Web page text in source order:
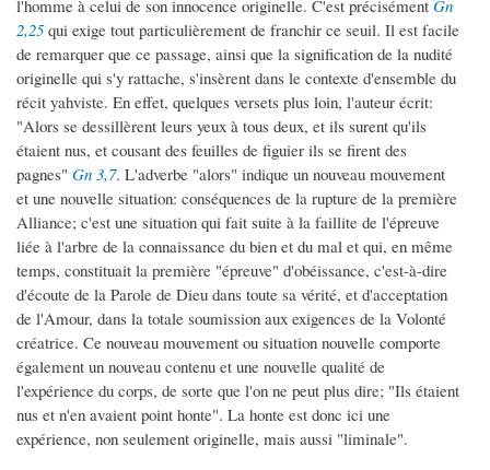
l'homme à celui de son innocence originelle. C'est précisément Gn
2,25qui exige tout particulièrement de franchir ce seuil. Il est facile
de remarquer que ce passage, ainsi que la signification de la nudité
originelle qui s'y rattache, s'insèrent dans le contexte d'ensemble du
récit yahviste. En effet, quelques versets plus loin, l'auteur écrit:
"Alors se dessillèrent leurs yeux à tous deux, et ils surent qu'ils
étaient nus, et cousant des feuilles de figuier ils se firent des
pagnes" Gn 3,7. L'adverbe "alors" indique un nouveau mouvement
et une nouvelle situation: conséquences de la rupture de la première
Alliance; c'est une situation qui fait suite à la faillite de l'épreuve
liée à l'arbre de la connaissance du bien et du mal et qui, en même
temps, constituait la première "épreuve" d'obéissance, c'est-à-dire
d'écoute de la Parole de Dieu dans toute sa vérité, et d'acceptation
de l'Amour, dans la totale soumission aux exigences de la Volonté
créatrice. Ce nouveau mouvement ou situation nouvelle comporte
également un nouveau contenu et une nouvelle qualité de
l'expérience du corps, de sorte que l'on ne peut plus dire; "Ils étaient
nus et n'en avaient point honte". La honte est donc ici une
expérience, non seulement originelle, mais aussi "liminale".